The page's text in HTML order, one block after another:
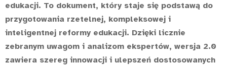
edukacji. To dokument, który staje się podstawą do
przygotowania rzetelnej, kompleksowej i
inteligentnej reformy edukacji. Dzięki licznie
zebranym uwagom i analizom ekspertów, wersja 2.0
zawiera szereg innowacji i ulepszeń dostosowanych